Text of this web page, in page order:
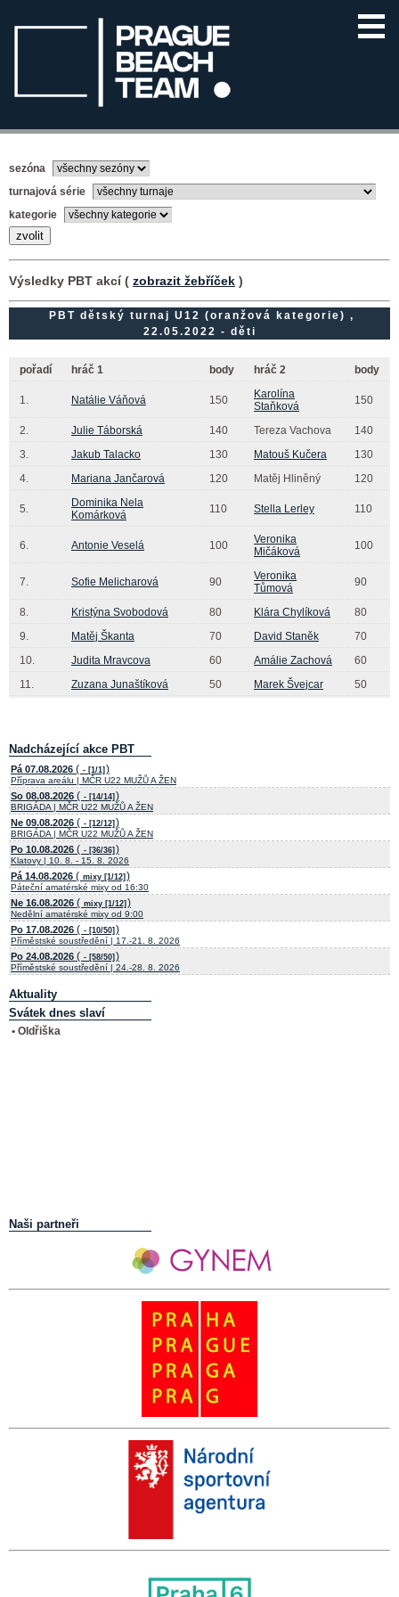
sezóna
turnajová série
kategorie
Výsledky PBT akcí ( zobrazit žebříček )
PBT dětský turnaj U12 (oranžová kategorie) ,
22.05.2022 - děti
pořadí hráč 1 body hráč 2 body
1. Natálie Váňová 150
Karolína
Staňková
150
2. Julie Táborská 140 Tereza Vachova
140
3.
Jakub Talacko 130 Matouš Kučera
130
4.
Mariana Jančarová 120 Matěj Hliněný 120
5.
Dominika Nela
Komárková
110 Stella Lerley 110
6. Antonie Veselá 100
Veronika
Mičáková
100
7. Sofie Melicharová 90
Veronika
Tůmová
90
8. Kristýna Svobodová 80 Klára Chylíková
80
9.
Matěj Škanta 70 David Staněk
70
10.
Judita Mravcova 60 Amálie Zachová
60
11.
Zuzana Junaštíková 50 Marek Švejcar 50
Nadcházející akce PBT
Pá 07.08.2026 ( - [1/1] )
Příprava areálu | MČR U22 MUŽŮ A ŽEN
So 08.08.2026 ( - [14/14] )
BRIGÁDA | MČR U22 MUŽŮ A ŽEN
Ne 09.08.2026 ( - [12/12] )
BRIGÁDA | MČR U22 MUŽŮ A ŽEN
Po 10.08.2026 ( - [36/36] )
Klatovy | 10. 8. - 15. 8. 2026
Pá 14.08.2026 ( mixy [1/12] )
Páteční amatérské mixy od 16:30
Ne 16.08.2026 ( mixy [1/12] )
Nedělní amatérské mixy od 9:00
Po 17.08.2026 ( - [10/50] )
Příměstské soustředění | 17.-21. 8. 2026
Po 24.08.2026 ( - [58/50] )
Příměstské soustředění | 24.-28. 8. 2026
Aktuality
Svátek dnes slaví
• Oldřiška
Naši partneři